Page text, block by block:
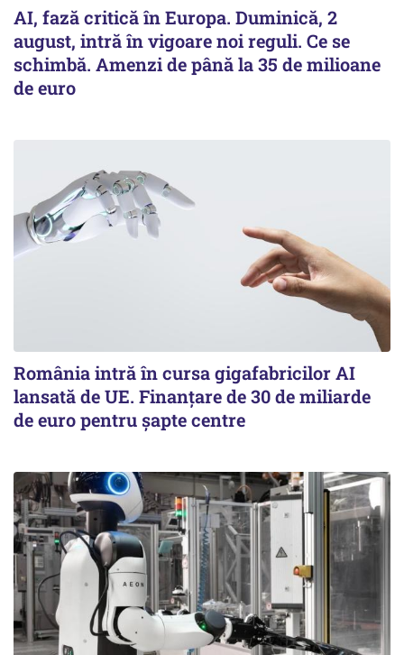
AI, fază critică în Europa. Duminică, 2
august, intră în vigoare noi reguli. Ce se
schimbă. Amenzi de până la 35 de milioane
de euro
România intră în cursa gigafabricilor AI
lansată de UE. Finanțare de 30 de miliarde
de euro pentru șapte centre